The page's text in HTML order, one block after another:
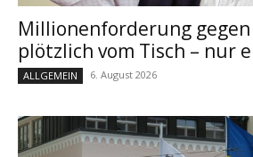
Millionenforderung
plötzlich vom Tisch – nur
ALLGEMEIN 6. August 2026